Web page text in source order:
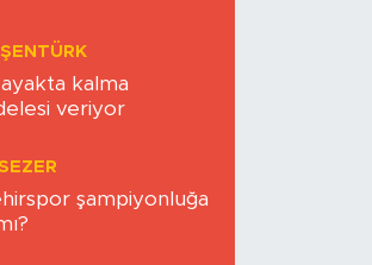
ayakta kalma
veriyor
şampiyonluğa